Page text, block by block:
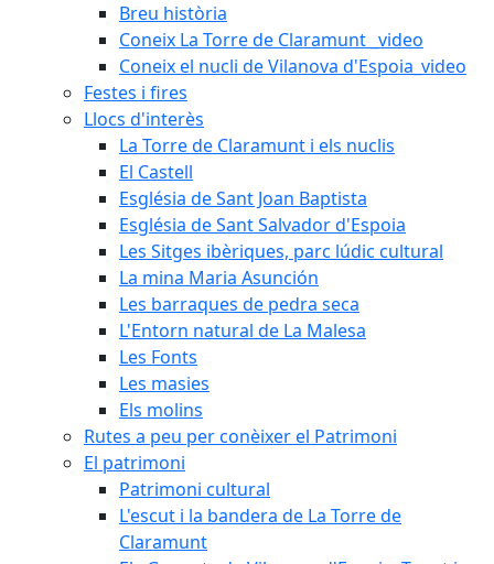
Breu història
Coneix La Torre de Claramunt _video
Coneix el nucli de Vilanova d'Espoia_video
Festes i fires
Llocs d'interès
La Torre de Claramunt i els nuclis
El Castell
Església de Sant Joan Baptista
Església de Sant Salvador d'Espoia
Les Sitges ibèriques, parc lúdic cultural
La mina Maria Asunción
Les barraques de pedra seca
L'Entorn natural de La Malesa
Les Fonts
Les masies
Els molins
Rutes a peu per conèixer el Patrimoni
El patrimoni
Patrimoni cultural
L'escut i la bandera de La Torre de
Claramunt